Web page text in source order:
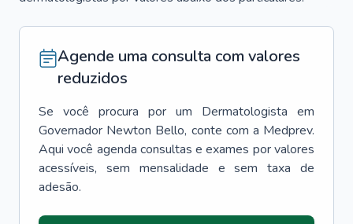
Agende uma consulta com valores
reduzidos
Se você procura por um Dermatologista em
Governador Newton Bello, conte com a Medprev.
Aqui você agenda consultas e exames por valores
acessíveis, sem mensalidade e sem taxa de
adesão.